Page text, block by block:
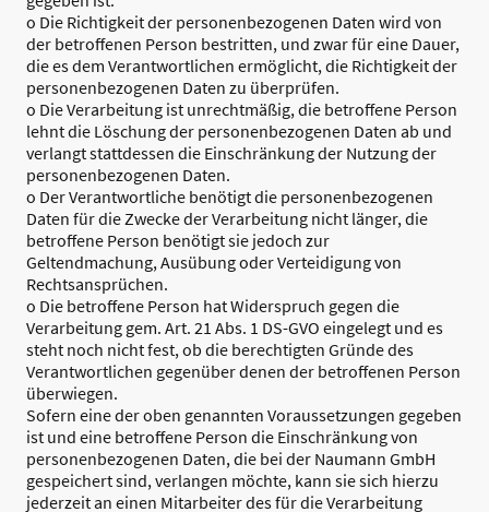
o Die Richtigkeit der personenbezogenen Daten wird von
der betroffenen Person bestritten, und zwar für eine Dauer,
die es dem Verantwortlichen ermöglicht, die Richtigkeit der
personenbezogenen Daten zu überprüfen.
o Die Verarbeitung ist unrechtmäßig, die betroffene Person
lehnt die Löschung der personenbezogenen Daten ab und
verlangt stattdessen die Einschränkung der Nutzung der
personenbezogenen Daten.
o Der Verantwortliche benötigt die personenbezogenen
Daten für die Zwecke der Verarbeitung nicht länger, die
betroffene Person benötigt sie jedoch zur
Geltendmachung, Ausübung oder Verteidigung von
Rechtsansprüchen.
o Die betroffene Person hat Widerspruch gegen die
Verarbeitung gem. Art. 21 Abs. 1 DS-GVO eingelegt und es
steht noch nicht fest, ob die berechtigten Gründe des
Verantwortlichen gegenüber denen der betroffenen Person
überwiegen.
Sofern eine der oben genannten Voraussetzungen gegeben
ist und eine betroffene Person die Einschränkung von
personenbezogenen Daten, die bei der Naumann GmbH
gespeichert sind, verlangen möchte, kann sie sich hierzu
jederzeit an einen Mitarbeiter des für die Verarbeitung